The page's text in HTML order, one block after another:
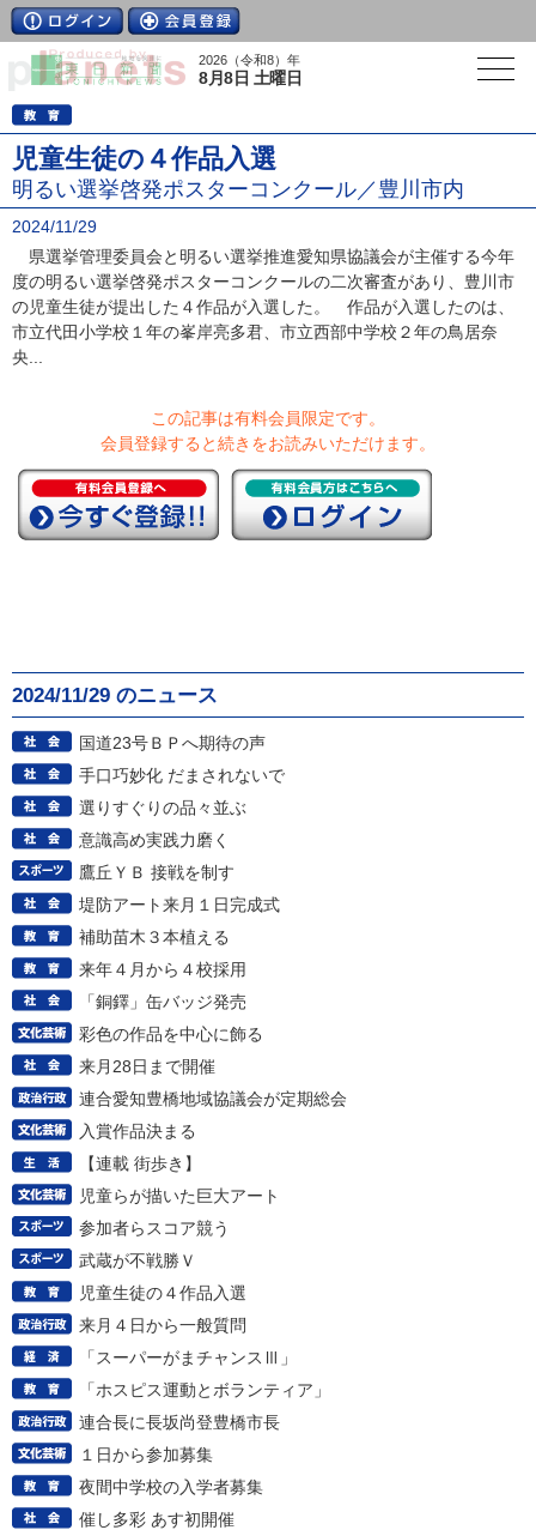
2026（令和8）年
8月8日 土曜日
児童生徒の４作品入選
明るい選挙啓発ポスターコンクール／豊川市内
2024/11/29
県選挙管理委員会と明るい選挙推進愛知県協議会が主催する今年
度の明るい選挙啓発ポスターコンクールの二次審査があり、豊川市
の児童生徒が提出した４作品が入選した。 作品が入選したのは、
市立代田小学校１年の峯岸亮多君、市立西部中学校２年の鳥居奈
央...
この記事は有料会員限定です。
会員登録すると続きをお読みいただけます。
2024/11/29 のニュース
国道23号ＢＰへ期待の声
手口巧妙化 だまされないで
選りすぐりの品々並ぶ
意識高め実践力磨く
鷹丘ＹＢ 接戦を制す
堤防アート来月１日完成式
補助苗木３本植える
来年４月から４校採用
「銅鐸」缶バッジ発売
彩色の作品を中心に飾る
来月28日まで開催
連合愛知豊橋地域協議会が定期総会
入賞作品決まる
【連載 街歩き】
児童らが描いた巨大アート
参加者らスコア競う
武蔵が不戦勝Ｖ
児童生徒の４作品入選
来月４日から一般質問
「スーパーがまチャンスⅢ」
「ホスピス運動とボランティア」
連合長に長坂尚登豊橋市長
１日から参加募集
夜間中学校の入学者募集
催し多彩 あす初開催